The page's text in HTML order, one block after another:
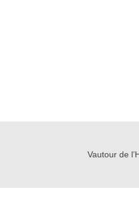
Vautour de